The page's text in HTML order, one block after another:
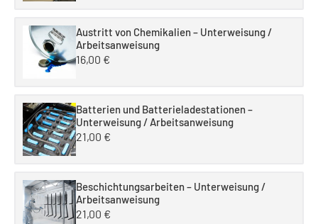
Austritt von Chemikalien – Unterweisung /
Arbeitsanweisung
16,00 €
Batterien und Batterieladestationen –
Unterweisung / Arbeitsanweisung
21,00 €
Beschichtungsarbeiten – Unterweisung /
Arbeitsanweisung
21,00 €